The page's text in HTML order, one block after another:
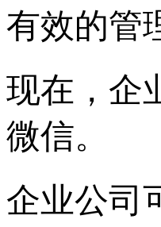
有效的管
现在，企
微信。
企业公司